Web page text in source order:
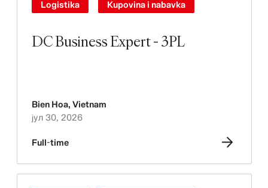
DC Business Expert - 3PL
Logistika Kupovina i nabavka
Bien Hoa, Vietnam
јул 30, 2026
Full-time